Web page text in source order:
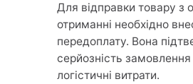
Для відправки товару з
отриманні необхідно
передоплату. Вона
серйозність
логістичні витрати.